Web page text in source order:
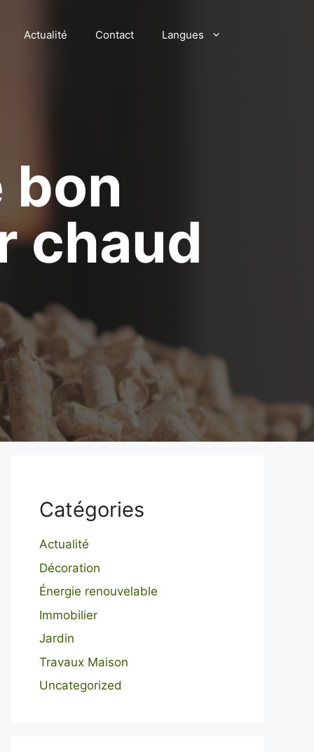
Actualité Contact Langues
bon
chaud
Catégories
Actualité
Décoration
Énergie renouvelable
Immobilier
Jardin
Travaux Maison
Uncategorized